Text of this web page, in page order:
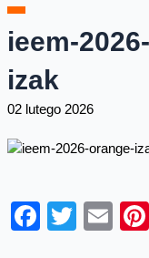
ieem-
izak
02 lutego 2026